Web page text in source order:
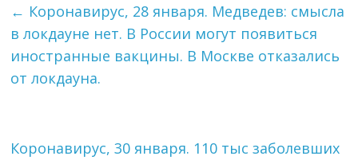
← Коронавирус, 28 января. Медведев: смысла
в локдауне нет. В России могут появиться
иностранные вакцины. В Москве отказались
от локдауна.
Коронавирус, 30 января. 110 тыс заболевших